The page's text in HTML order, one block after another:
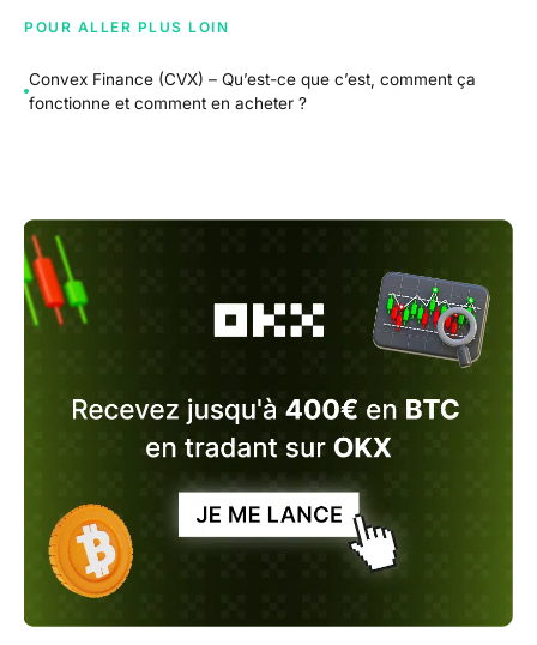
POUR ALLER PLUS LOIN
Convex Finance (CVX) – Qu’est-ce que c’est, comment ça
fonctionne et comment en acheter ?